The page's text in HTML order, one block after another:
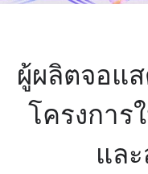
ผู้ผลิตจอแ
โครงการ
แล